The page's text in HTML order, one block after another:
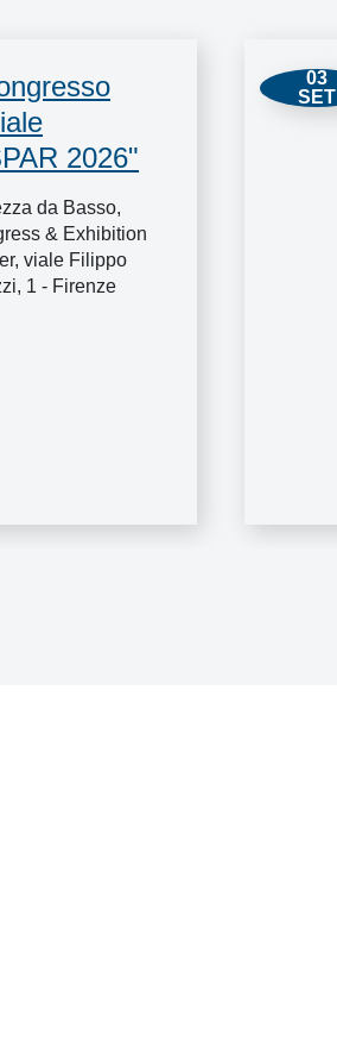
2026"
da Basso,
& Exhibition
viale Filippo
1 - Firenze
03
SET